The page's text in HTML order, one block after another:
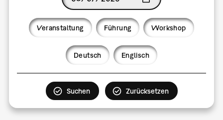
Veranstaltung Führung Workshop
Deutsch Englisch